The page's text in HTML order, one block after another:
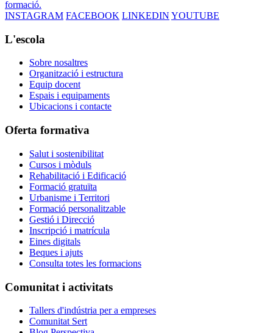
formació.
INSTAGRAM FACEBOOK LINKEDIN YOUTUBE
L'escola
Sobre nosaltres
Organització i estructura
Equip docent
Espais i equipaments
Ubicacions i contacte
Oferta formativa
Salut i sostenibilitat
Cursos i mòduls
Rehabilitació i Edificació
Formació gratuïta
Urbanisme i Territori
Formació personalitzable
Gestió i Direcció
Inscripció i matrícula
Eines digitals
Beques i ajuts
Consulta totes les formacions
Comunitat i activitats
Tallers d'indústria per a empreses
Comunitat Sert